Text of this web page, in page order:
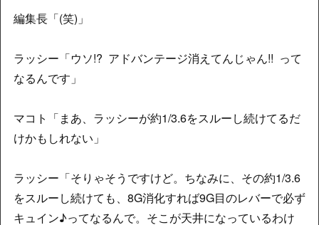
編集長「(笑)」
ラッシー「ウソ!? アドバンテージ消えてんじゃん!! って
なるんです」
マコト「まあ、ラッシーが約1/3.6をスルーし続けてるだ
けかもしれない」
ラッシー「そりゃそうですけど。ちなみに、その約1/3.6
をスルーし続けても、8G消化すれば9G目のレバーで必ず
キュイン♪ってなるんで。そこが天井になっているわけ